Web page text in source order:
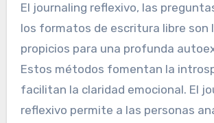
El journaling reflexivo, las
los formatos de escritura libre son
propicios para una profunda
Estos métodos fomentan la
facilitan la claridad emocional. El
reflexivo permite a las personas